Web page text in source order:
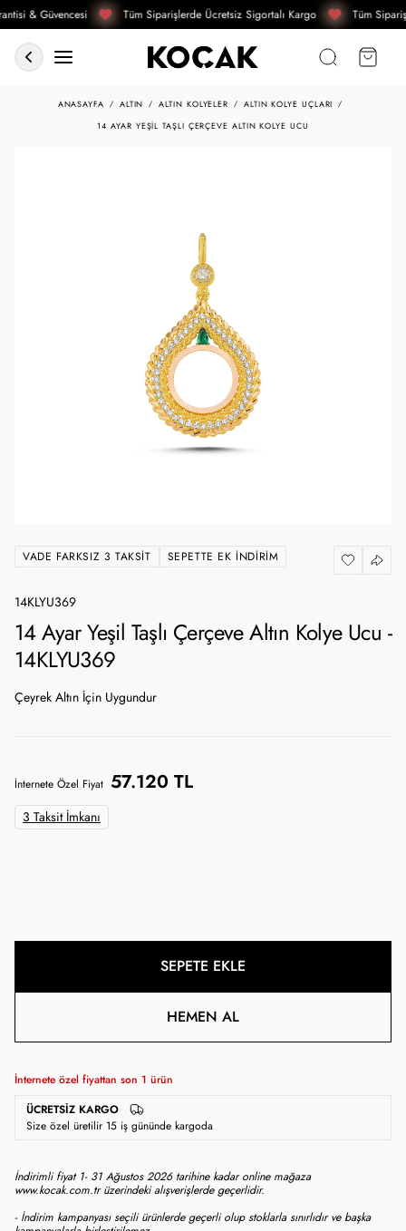
& Güvencesi Tüm Siparişlerde Ücretsiz Sigortalı Kargo Tüm
ANASAYFA ALTIN ALTIN KOLYELER
ALTIN KOLYE UÇLARI
14 AYAR YEŞIL TAŞLI ÇERÇEVE ALTIN KOLYE UCU
VADE FARKSIZ 3 TAKSIT SEPETTE EK İNDIRIM
14KLYU369
14 Ayar Yeşil Taşlı Çerçeve Altın Kolye Ucu -
14KLYU369
Çeyrek Altın İçin Uygundur
İnternete Özel Fiyat 57.120 TL
3 Taksit İmkanı
SEPETE EKLE
HEMEN AL
İnternete özel fiyattan son 1 ürün
ÜCRETSIZ KARGO
Size özel üretilir 15 iş gününde kargoda
İndirimli fiyat 1- 31 Ağustos 2026 tarihine kadar online mağaza
www.kocak.com.tr üzerindeki alışverişlerde geçerlidir.
- İndirim kampanyası seçili ürünlerde geçerli olup stoklarla sınırlıdır ve başka